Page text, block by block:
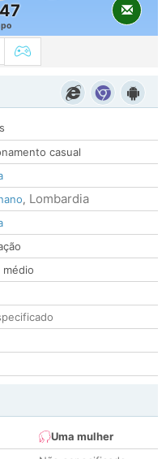
casual
, Lombardia
médio
Uma mulher